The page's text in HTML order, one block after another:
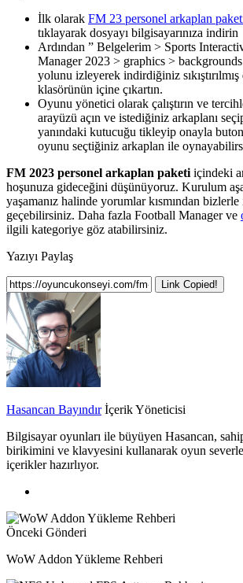
İlk olarak FM 23 personel arkaplan
tıklayarak dosyayı bilgisayarınıza indirin
Ardından ” Belgelerim > Sports
Manager 2023 > graphics >
yolunu izleyerek indirdiğiniz sıkıştırılmış
klasörünün içine çıkartın.
Oyunu yönetici olarak çalıştırın ve
arayüzü açın ve istediğiniz arkaplanı
yanındaki kutucuğu tikleyip onayla
oyunu seçtiğiniz arkaplan ile
FM 2023 personel arkaplan paketi içindeki
hoşunuza gideceğini düşünüyoruz. Kurulum
yaşamanız halinde yorumlar kısmından
geçebilirsiniz. Daha fazla Football Manager ve
ilgili kategoriye göz atabilirsiniz.
Yazıyı Paylaş
Link Copied!
Hasancan Bayındır İçerik Yöneticisi
Bilgisayar oyunları ile büyüyen Hasancan,
birikimini ve klavyesini kullanarak oyun
içerikler hazırlıyor.
Önceki Gönderi
WoW Addon Yükleme Rehberi